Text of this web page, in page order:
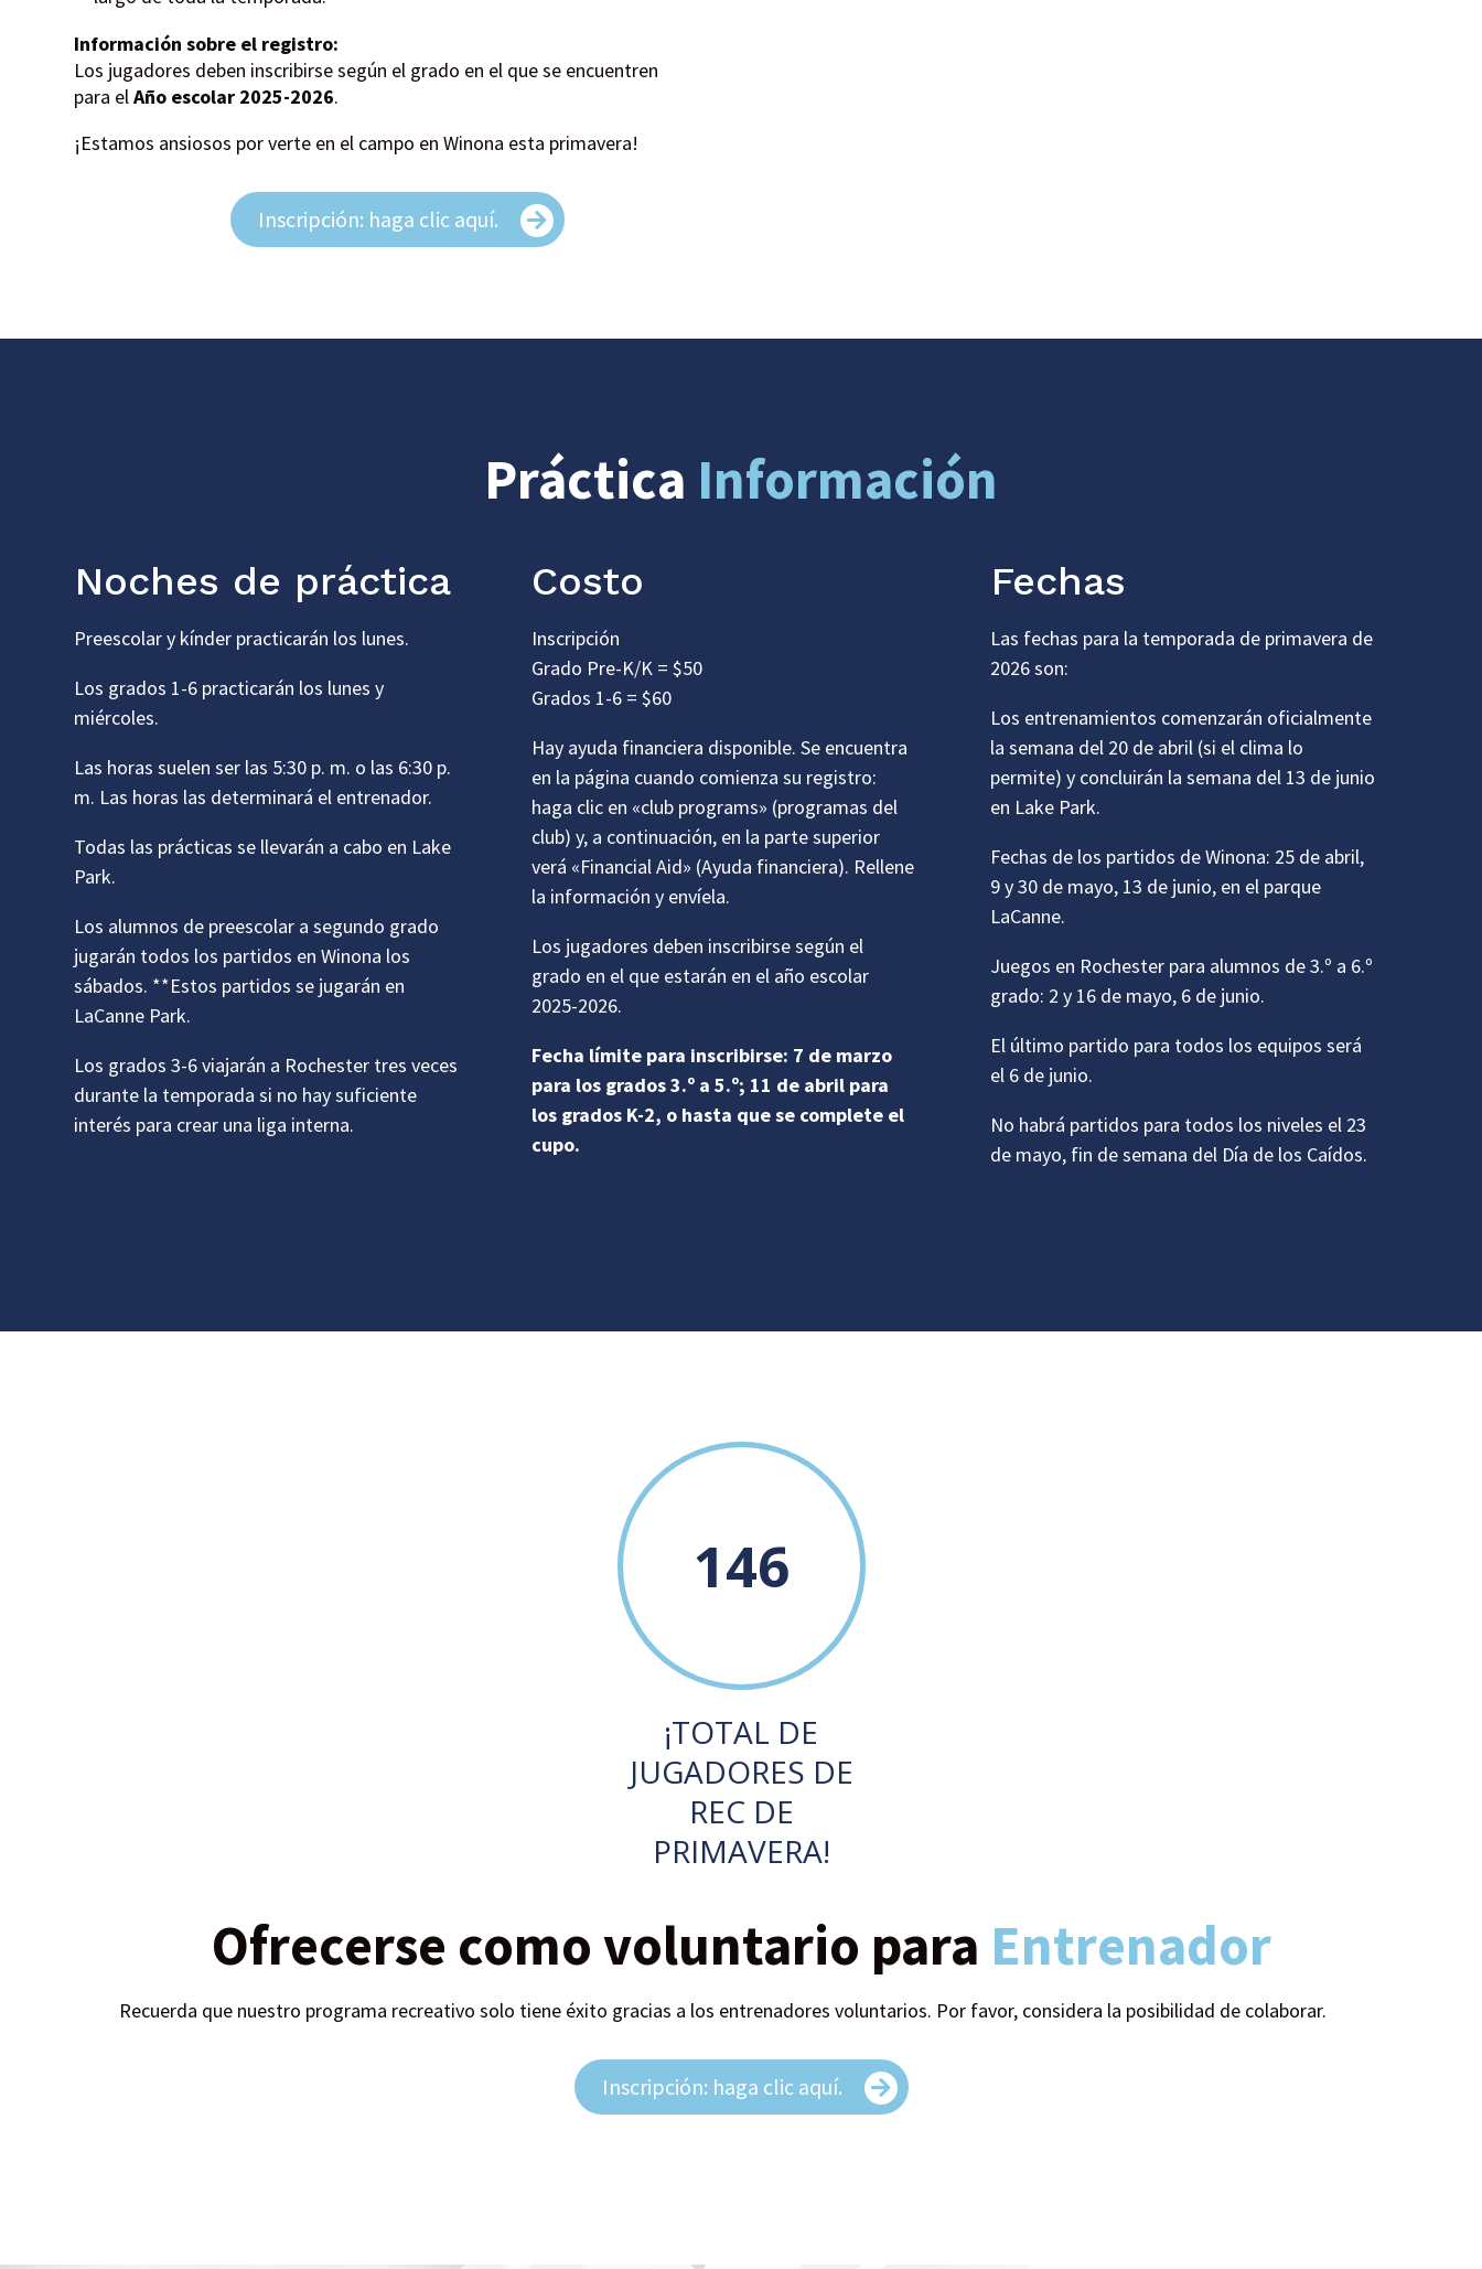
Información sobre el registro:
Los jugadores deben inscribirse según el grado en el que se encuentren
para elAño escolar 2025-2026.
¡Estamos ansiosos por verte en el campo en Winona esta primavera!
Inscripción: haga clic aquí.
Práctica Información
Noches de práctica
Preescolar y kínder practicarán los lunes.
Los grados 1-6 practicarán los lunes y
miércoles.
Las horas suelen ser las 5:30 p. m. o las 6:30 p.
m. Las horas las determinará el entrenador.
Todas las prácticas se llevarán a cabo en Lake
Park.
Los alumnos de preescolar a segundo grado
jugarán todos los partidos en Winona los
sábados. **Estos partidos se jugarán en
LaCanne Park.
Los grados 3-6 viajarán a Rochester tres veces
durante la temporada si no hay suficiente
interés para crear una liga interna.
Costo
Inscripción
Grado Pre-K/K = $50
Grados 1-6 = $60
Hay ayuda financiera disponible. Se encuentra
en la página cuando comienza su registro:
haga clic en «club programs» (programas del
club) y, a continuación, en la parte superior
verá «Financial Aid» (Ayuda financiera). Rellene
la información y envíela.
Los jugadores deben inscribirse según el
grado en el que estarán en el año escolar
2025-2026.
Fecha límite para inscribirse: 7 de marzo
para los grados 3.º a 5.º; 11 de abril para
los grados K-2, o hasta que se complete el
cupo.
Fechas
Las fechas para la temporada de primavera de
2026 son:
Los entrenamientos comenzarán oficialmente
la semana del 20 de abril (si el clima lo
permite) y concluirán la semana del 13 de junio
en Lake Park.
Fechas de los partidos de Winona: 25 de abril,
9 y 30 de mayo, 13 de junio, en el parque
LaCanne.
Juegos en Rochester para alumnos de 3.º a 6.º
grado: 2 y 16 de mayo, 6 de junio.
El último partido para todos los equipos será
el 6 de junio.
No habrá partidos para todos los niveles el 23
de mayo, fin de semana del Día de los Caídos.
146
¡TOTAL DE
JUGADORES DE
REC DE
PRIMAVERA!
Ofrecerse como voluntario para Entrenador
Recuerda que nuestro programa recreativo solo tiene éxito gracias a los entrenadores voluntarios. Por favor, considera la posibilidad de colaborar.
Inscripción: haga clic aquí.